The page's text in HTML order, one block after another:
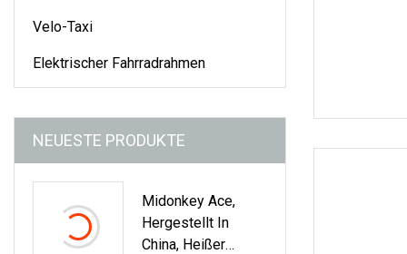
Velo-Taxi
Elektrischer Fahrradrahmen
NEUESTE PRODUKTE
Midonkey Ace,
Hergestellt In
China, Heißer